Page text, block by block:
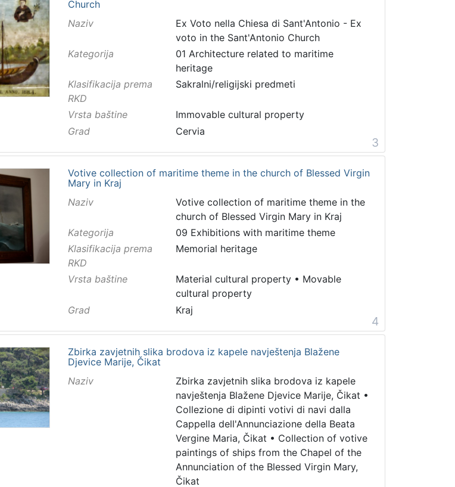
Church
Naziv
Ex Voto nella Chiesa di Sant'Antonio - Ex
voto in the Sant'Antonio Church
Kategorija
01 Architecture related to maritime
heritage
Klasifikacija prema
RKD
Sakralni/religijski predmeti
Vrsta baštine
Immovable cultural property
Grad
Cervia
3
Votive collection of maritime theme in the church of Blessed Virgin
Mary in Kraj
Naziv
Votive collection of maritime theme in the
church of Blessed Virgin Mary in Kraj
Kategorija
09 Exhibitions with maritime theme
Klasifikacija prema
RKD
Memorial heritage
Vrsta baštine Material cultural property• Movable
cultural property
Grad
Kraj
4
Zbirka zavjetnih slika brodova iz kapele navještenja Blažene
Djevice Marije, Čikat
Naziv
Zbirka zavjetnih slika brodova iz kapele
navještenja Blažene Djevice Marije, Čikat •
Collezione di dipinti votivi di navi dalla
Cappella dell'Annunciazione della Beata
Vergine Maria, Čikat • Collection of votive
paintings of ships from the Chapel of the
Annunciation of the Blessed Virgin Mary,
Čikat